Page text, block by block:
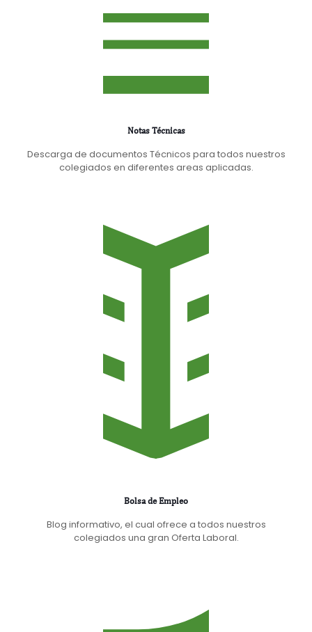
Notas Técnicas
Descarga de documentos Técnicos para todos nuestros
colegiados en diferentes areas aplicadas.
Bolsa de Empleo
Blog informativo, el cual ofrece a todos nuestros
colegiados una gran Oferta Laboral.